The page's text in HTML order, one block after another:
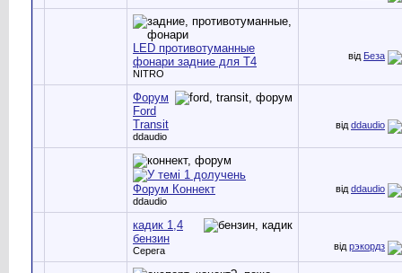
LED противотуманные
фонари задние для T4
NITRO
від Беза
Форум
Ford
Transit
ddaudio
від ddaudio
Форум Коннект
ddaudio
від ddaudio
кадик 1,4
бензин
Серега від рэкордз